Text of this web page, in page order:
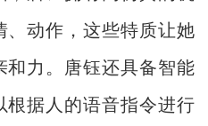
、动作，这些特质让她
和力。唐钰还具备智能
根据人的语音指令进行